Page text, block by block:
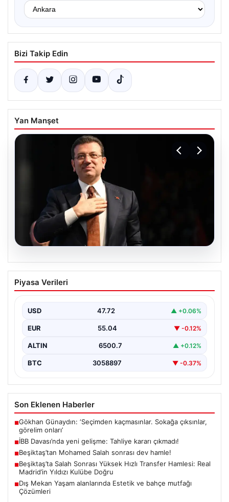
Bizi Takip Edin
Yan Manşet
06.08.2026
İBB Davası’nda yeni gelişme: Tahliye
kararı çıkmadı!
Piyasa Verileri
USD 47.72 ▲ +0.06%
EUR 55.04 ▼ -0.12%
ALTIN 6500.7 ▲ +0.12%
BTC 3058897 ▼ -0.37%
Son Eklenen Haberler
■Gökhan Günaydın: ‘Seçimden kaçmasınlar. Sokağa çıksınlar,
görelim onları’
■İBB Davası’nda yeni gelişme: Tahliye kararı çıkmadı!
■Beşiktaş’tan Mohamed Salah sonrası dev hamle!
■Beşiktaş’ta Salah Sonrası Yüksek Hızlı Transfer Hamlesi: Real
Madrid’in Yıldızı Kulübe Doğru
■Dış Mekan Yaşam alanlarında Estetik ve bahçe mutfağı
Çözümleri